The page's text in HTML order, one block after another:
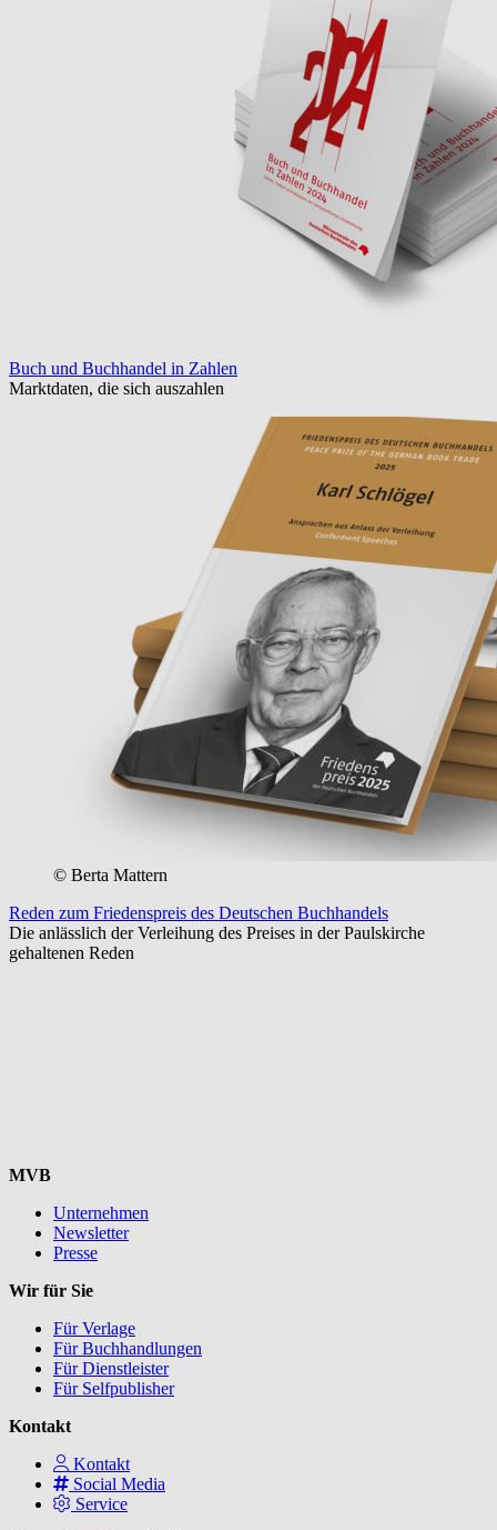
Buch und Buchhandel in Zahlen
Marktdaten, die sich auszahlen
© Berta Mattern
Reden zum Friedenspreis des Deutschen Buchhandels
Die anlässlich der Verleihung des Preises in der Paulskirche
gehaltenen Reden
MVB
Unternehmen
Newsletter
Presse
Wir für Sie
Für Verlage
Für Buchhandlungen
Für Dienstleister
Für Selfpublisher
Kontakt
Kontakt
Social Media
Service